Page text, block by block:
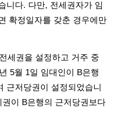
니다. 다만, 전세권자가 임
확정일자를 갖춘 경우에만
세권을 설정하고 거주 중
5월 1일 임대인이 B은행
근저당권이 설정되었습니
이 B은행의 근저당권보다